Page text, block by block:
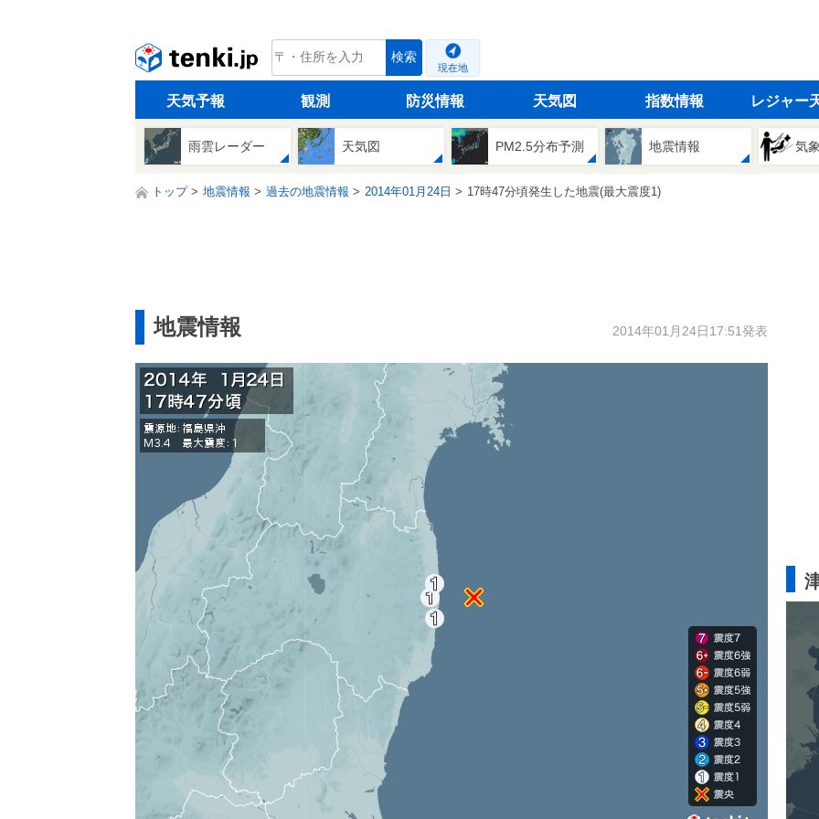
tenki.jp 検索
現在地
天気予報 観測 防災情報 天気図 指数情報 レジャー
雨雲レーダー 天気図 PM2.5分布予測 地震情報 気
トップ 地震情報 過去の地震情報 2014年01月24日 17時47分頃発生した地震(最大震度1)
地震情報 2014年01月24日17:51発表